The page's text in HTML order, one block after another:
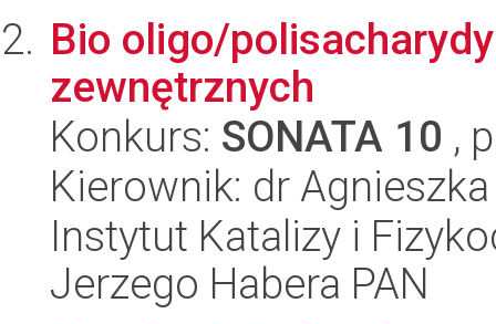
Bio oligo/
zewnętrznych
Konkurs: SONATA 10 ,
Kierownik: dr
Instytut Katalizy i
Jerzego Habera PAN